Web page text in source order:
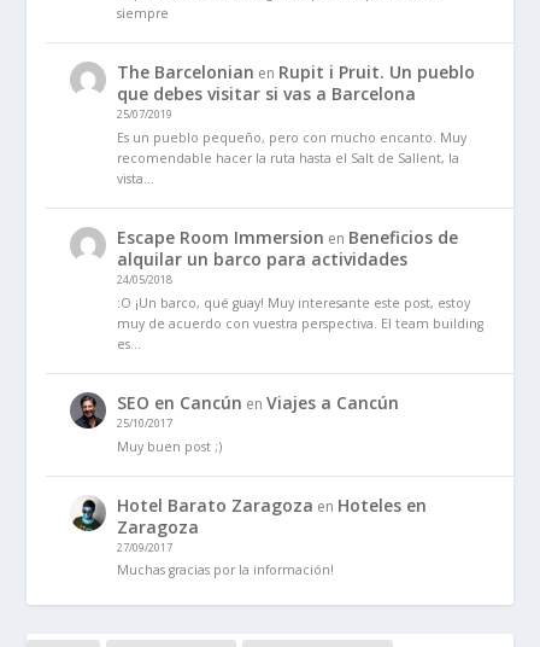
siempre
The Barcelonian en Rupit i Pruit. Un pueblo
que debes visitar si vas a Barcelona
25/07/2019
Es un pueblo pequeño, pero con mucho encanto. Muy
recomendable hacer la ruta hasta el Salt de Sallent, la
vista…
Escape Room Immersion en Beneficios de
alquilar un barco para actividades
24/05/2018
:O ¡Un barco, qué guay! Muy interesante este post, estoy
muy de acuerdo con vuestra perspectiva. El team building
es…
SEO en Cancún enViajes a Cancún
25/10/2017
Muy buen post ;)
Hotel Barato Zaragoza en Hoteles en
Zaragoza
27/09/2017
Muchas gracias por la información!